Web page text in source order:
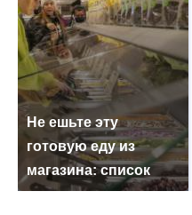
Не ешьте эту
готовую еду из
магазина: список